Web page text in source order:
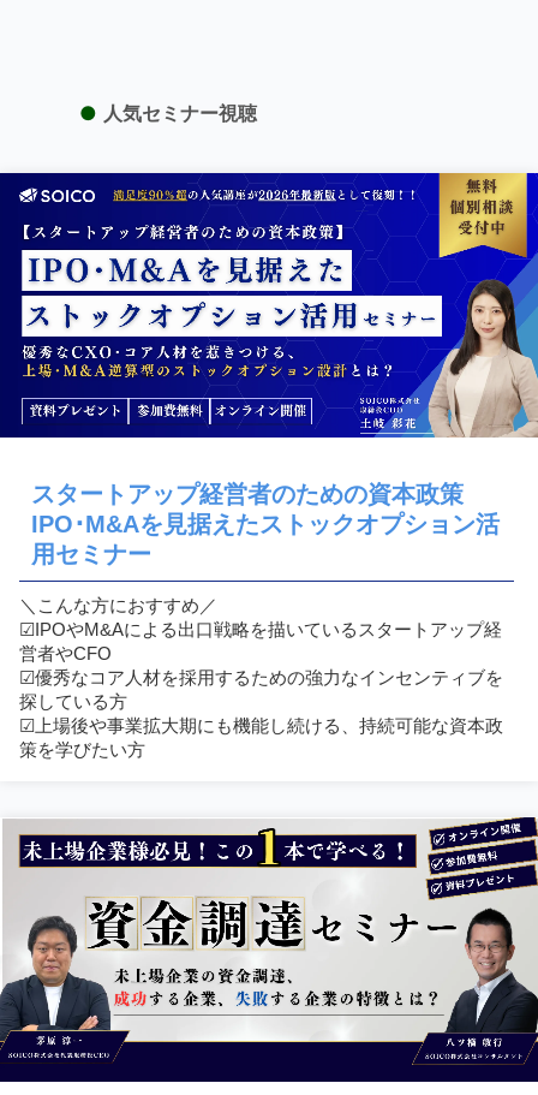
● 人気セミナー視聴
スタートアップ経営者のための資本政策
IPO･M&Aを見据えたストックオプション活
用セミナー
＼こんな方におすすめ／
☑︎IPOやM&Aによる出口戦略を描いているスタートアップ経
営者やCFO
☑︎優秀なコア人材を採用するための強力なインセンティブを
探している方
☑︎上場後や事業拡大期にも機能し続ける、持続可能な資本政
策を学びたい方